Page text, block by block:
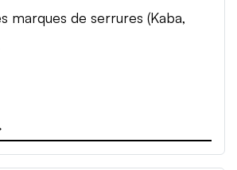
marques de serrures (Kaba,